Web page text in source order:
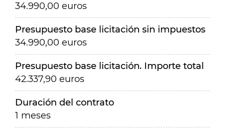
34.990,00 euros
Presupuesto base licitación sin impuestos
34.990,00 euros
Presupuesto base licitación. Importe total
42.337,90 euros
Duración del contrato
1 meses